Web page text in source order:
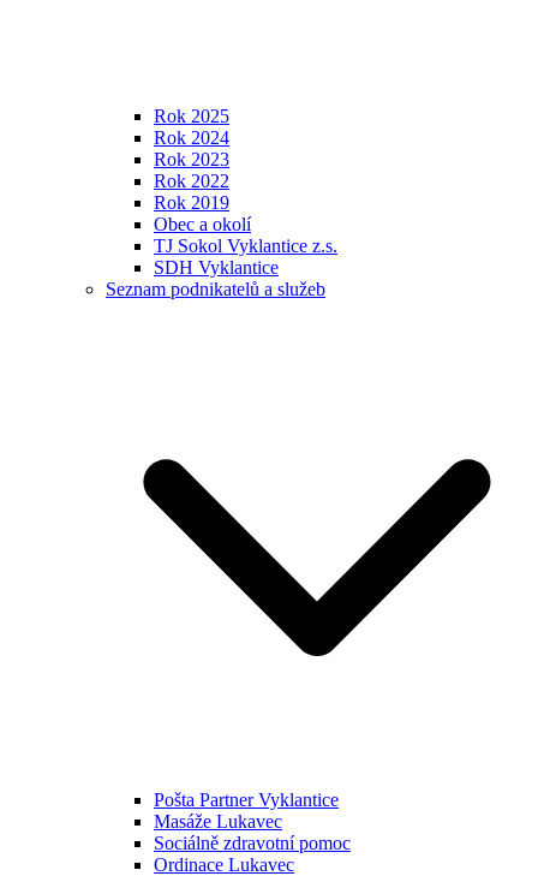
Rok 2025
Rok 2024
Rok 2023
Rok 2022
Rok 2019
Obec a okolí
TJ Sokol Vyklantice z.s.
SDH Vyklantice
Seznam podnikatelů a služeb
Pošta Partner Vyklantice
Masáže Lukavec
Sociálně zdravotní pomoc
Ordinace Lukavec